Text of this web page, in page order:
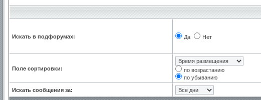
Искать в подфорумах: Да Нет
Поле сортировки:
по возрастанию
по убыванию
Искать сообщения за: